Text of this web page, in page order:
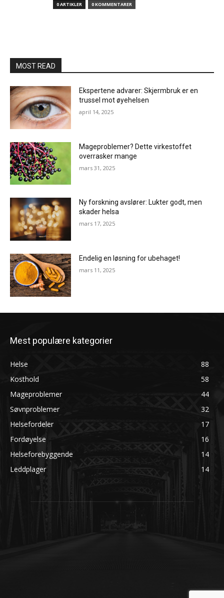
0 ARTIKLER 0 KOMMENTARER
MOST READ
Ekspertene advarer: Skjermbruk er en
trussel mot øyehelsen
april 14, 2025
Mageproblemer? Dette virkestoffet
overrasker mange
mars 31, 2025
Ny forskning avslører: Lukter godt, men
skader helsa
mars 17, 2025
Endelig en løsning for ubehaget!
mars 11, 2025
Mest populære kategorier
Helse
88
Kosthold
58
Mageproblemer
44
Søvnproblemer
32
Helsefordeler
17
Fordøyelse
16
Helseforebyggende
14
Leddplager
14